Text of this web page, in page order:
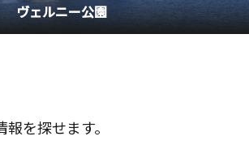
ヴェルニー公園
を探せます。